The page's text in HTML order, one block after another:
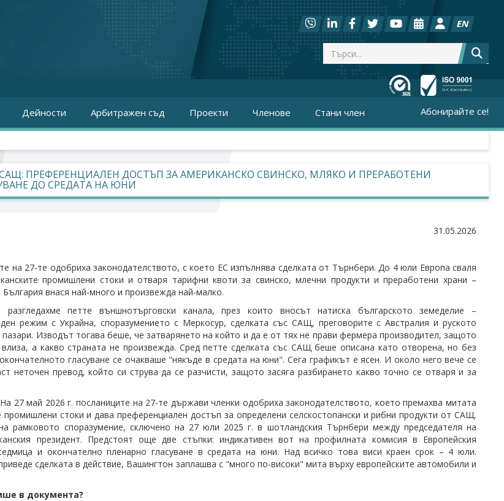
EN
Дейности Арбитражен съд Проекти Членове Стани член Абонирайте се!
ПРЕФЕРЕНЦИАЛЕН ДОСТЪП ЗА АМЕРИКАНСКО СВИНСКО, МЛЯКО И ПРЕРАБОТЕНИ
ДО СРЕДАТА НА ЮНИ
31.05.2026
на 27-те одобриха законодателството, с което ЕС изпълнява сделката от Търнбери. До 4 юли Европа сваля
промишлени стоки и отваря тарифни квоти за свинско, млечни продукти и преработени храни –
България внася най-много и произвежда най-малко.
петте външнотърговски канала, през които вносът натиска българското земеделие –
режим с Украйна, споразумението с Меркосур, сделката със САЩ, преговорите с Австралия и руското
Изводът тогава беше, че затварянето на който и да е от тях не прави фермера производител, защото
а какво страната не произвежда. Сред петте сделката със САЩ беше описана като отворена, но без
гласуване се очакваше "някъде в средата на юни". Сега графикът е ясен. И около него вече се
неточен превод, който си струва да се разчисти, защото засяга разбирането какво точно се отваря и за
27 май 2026 г. посланиците на 27-те държави членки одобриха законодателството, което премахва митата
промишлени стоки и дава преференциален достъп за определени селскостопански и рибни продукти от САЩ.
рамковото споразумение, сключено на 27 юли 2025 г. в шотландския Търнбери между председателя на
президент. Предстоят още две стъпки: индикативен вот на профилната комисия в Европейския
и окончателно пленарно гласуване в средата на юни. Над всичко това виси краен срок – 4 юли.
сделката в действие, Вашингтон заплашва с "много по-високи" мита върху европейските автомобили и
в документа?